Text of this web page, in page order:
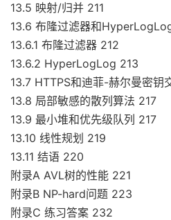
13.5 映射/归并 211
13.6 布隆过滤器和
13.6.1 布隆过滤器 212
13.6.2 HyperLogLog 213
13.7 HTTPS和迪菲-赫尔曼密钥
13.8 局部敏感的散列算法 217
13.9 最小堆和优先级队列 217
13.10 线性规划 219
13.11 结语 220
附录A AVL树的性能 221
附录B NP-hard问题 223
附录C 练习答案 232